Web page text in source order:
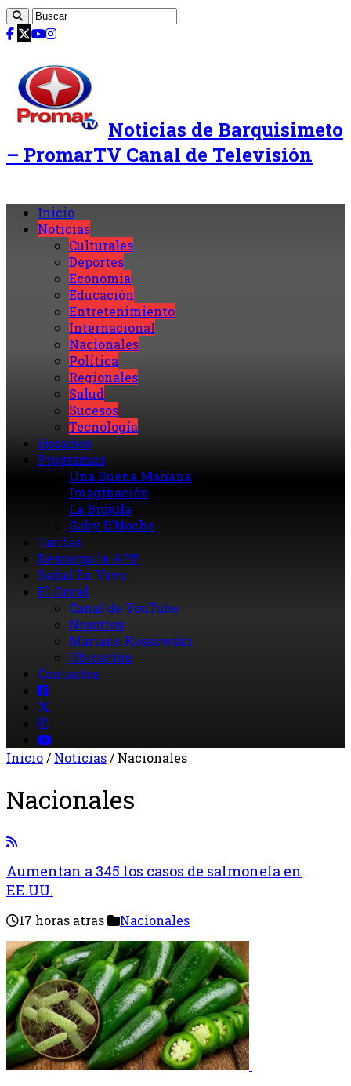
Noticias de Barquisimeto
– PromarTV Canal de Televisión
Inicio
Noticias
Culturales
Deportes
Economia
Educación
Entretenimiento
Internacional
Nacionales
Política
Regionales
Salud
Sucesos
Tecnología
Horarios
Programas
Una Buena Mañana
Imaginación
La Brújula
Gaby D’Noche
Tarifas
Descarga la APP
Señal En Vivo
El Canal
Canal de YouTube
Nosotros
Mariano Kossowski
Ubicación
Contactos
Inicio/ Noticias/ Nacionales
Nacionales
Aumentan a 345 los casos de salmonela en
EE.UU.
17 horas atras Nacionales